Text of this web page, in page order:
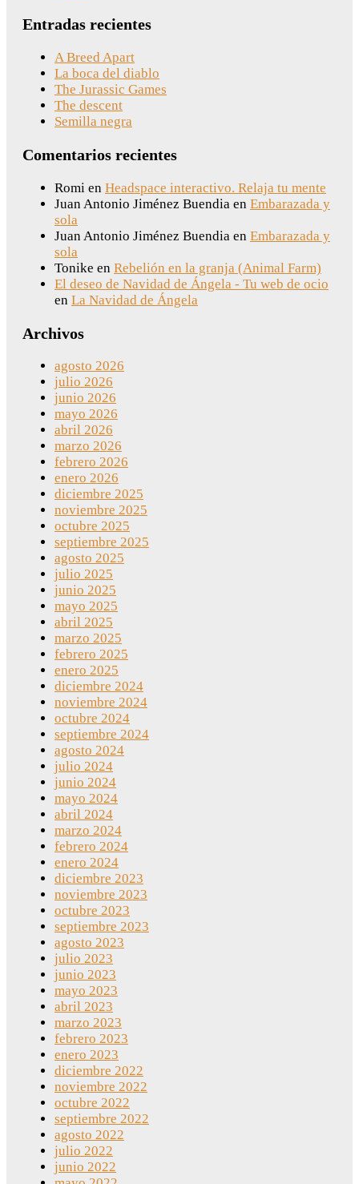
Entradas recientes
A Breed Apart
La boca del diablo
The Jurassic Games
The descent
Semilla negra
Comentarios recientes
Romi en Headspace interactivo. Relaja tu mente
Juan Antonio Jiménez Buendia en Embarazada y
sola
Juan Antonio Jiménez Buendia en Embarazada y
sola
Tonike en Rebelión en la granja (Animal Farm)
El deseo de Navidad de Ángela - Tu web de ocio
en La Navidad de Ángela
Archivos
agosto 2026
julio 2026
junio 2026
mayo 2026
abril 2026
marzo 2026
febrero 2026
enero 2026
diciembre 2025
noviembre 2025
octubre 2025
septiembre 2025
agosto 2025
julio 2025
junio 2025
mayo 2025
abril 2025
marzo 2025
febrero 2025
enero 2025
diciembre 2024
noviembre 2024
octubre 2024
septiembre 2024
agosto 2024
julio 2024
junio 2024
mayo 2024
abril 2024
marzo 2024
febrero 2024
enero 2024
diciembre 2023
noviembre 2023
octubre 2023
septiembre 2023
agosto 2023
julio 2023
junio 2023
mayo 2023
abril 2023
marzo 2023
febrero 2023
enero 2023
diciembre 2022
noviembre 2022
octubre 2022
septiembre 2022
agosto 2022
julio 2022
junio 2022